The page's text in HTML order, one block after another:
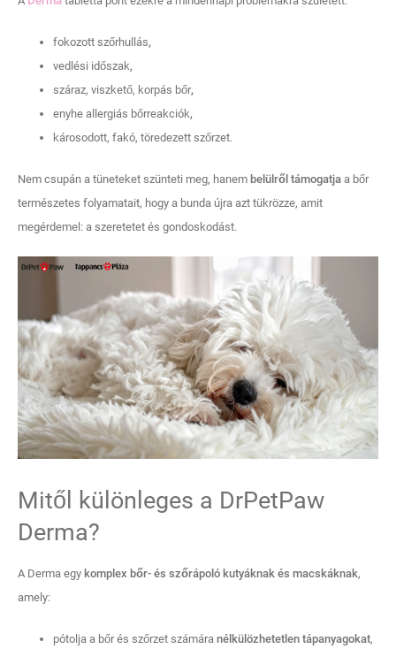
fokozott szőrhullás,
vedlési időszak,
száraz, viszkető, korpás bőr,
enyhe allergiás bőrreakciók,
károsodott, fakó, töredezett szőrzet.
Nem csupán a tüneteket szünteti meg, hanem belülről támogatja a bőr
természetes folyamatait, hogy a bunda újra azt tükrözze, amit
megérdemel: a szeretetet és gondoskodást.
Mitől különleges a DrPetPaw
Derma?
A Derma egy komplex bőr- és szőrápoló kutyáknak és macskáknak,
amely:
pótolja a bőr és szőrzet számára nélkülözhetetlen tápanyagokat,